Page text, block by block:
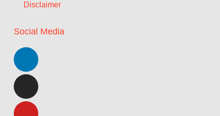
Disclaimer
Social Media